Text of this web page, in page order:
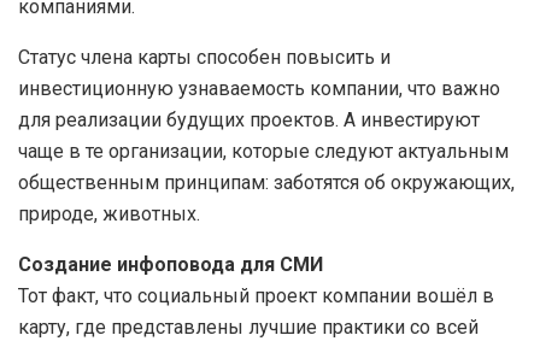
компаниями.
Статус члена карты способен повысить и
инвестиционную узнаваемость компании, что важно
для реализации будущих проектов. А инвестируют
чаще в те организации, которые следуют актуальным
общественным принципам: заботятся об окружающих,
природе, животных.
Создание инфоповода для СМИ
Тот факт, что социальный проект компании вошёл в
карту, где представлены лучшие практики со всей